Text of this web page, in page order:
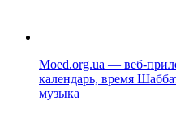
Moed.org.ua — веб-
календарь, время
музыка